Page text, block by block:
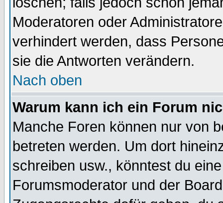
Moderatoren oder
verhindert werden, dass
sie die Antworten verändern.
Nach oben
Warum kann ich ein Forum
Manche Foren können nur von
betreten werden. Um dort
schreiben usw., könntest du
Forumsmoderator und der